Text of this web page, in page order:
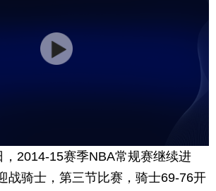
2014-15赛季NBA常规赛继续进
战骑士，第三节比赛，骑士69-76开